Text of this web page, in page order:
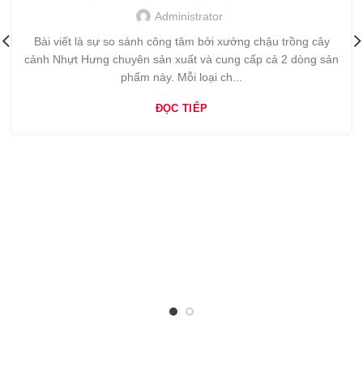
Administrator
Bài viết là sự so sánh công tâm bởi xưởng chậu trồng cây
cảnh Nhựt Hưng chuyên sản xuất và cung cấp cả 2 dòng sản
phẩm này. Mỗi loại ch...
ĐỌC TIẾP